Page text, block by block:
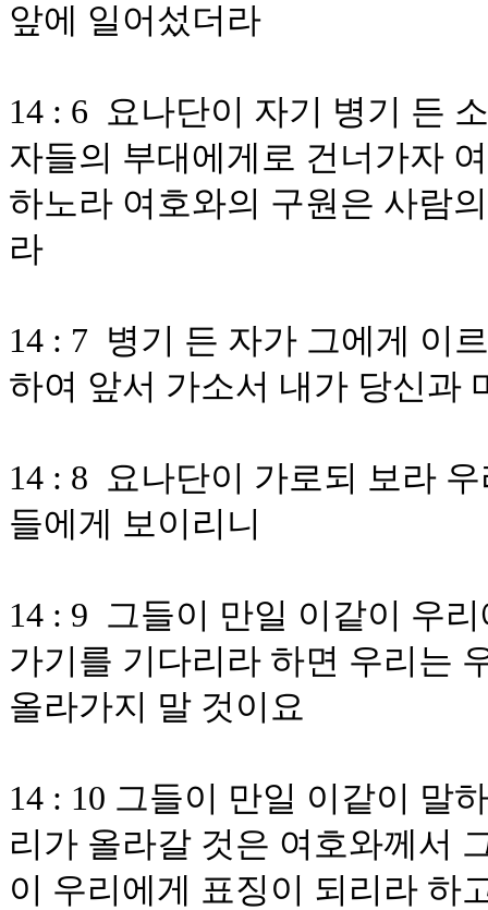
앞에 일어섰더라
14 : 6 요나단이 자기 병기 든
자들의 부대에게로 건너가자
하노라 여호와의 구원은 사람
라
14 : 7 병기 든 자가 그에게 이
하여 앞서 가소서 내가 당신과
14 : 8 요나단이 가로되 보라
들에게 보이리니
14 : 9 그들이 만일 이같이 우
가기를 기다리라 하면 우리는
올라가지 말 것이요
14 : 10 그들이 만일 이같이 말
리가 올라갈 것은 여호와께서
이 우리에게 표징이 되리라 하